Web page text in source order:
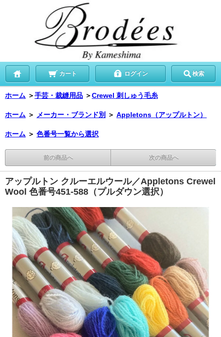
カート ログイン 検索
ホーム ＞手芸・裁縫用品 ＞Crewel 刺しゅう毛糸
ホーム ＞ メーカー・ブランド別 ＞ Appletons（アップルトン）
ホーム ＞ 色番号一覧から選択
前の商品へ 次の商品へ
アップルトン クルーエルウール／Appletons Crewel
Wool 色番号451-588（プルダウン選択）